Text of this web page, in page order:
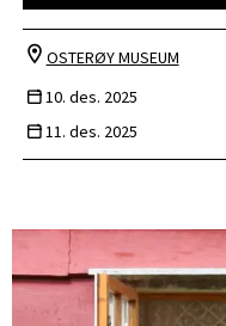
OSTERØY MUSEUM
10. des. 2025
11. des. 2025